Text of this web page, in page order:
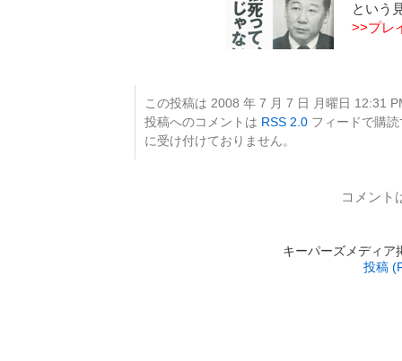
という
>>プレ
この投稿は 2008 年 7 月 7 日 月曜日 12:31
投稿へのコメントは RSS 2.0 フィードで購
に受け付けておりません。
コメント
キーパーズメディ
投稿